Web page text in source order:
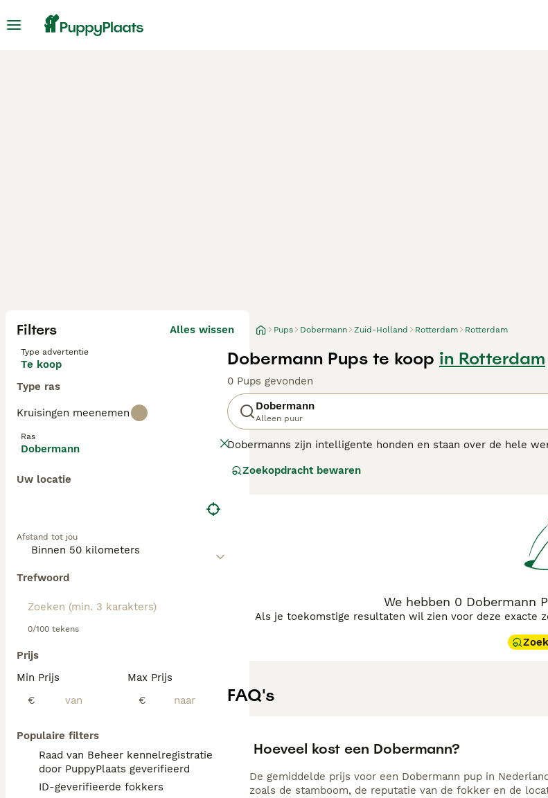
Filters Alles wissen
Type advertentie
Te koop
Type ras
Kruisingen meenemen
Ras
Dobermann
Uw locatie
Afstand tot jou
Trefwoord
0/100 tekens
Prijs
Min Prijs
€
Max Prijs
€
Populaire filters
Raad van Beheer kennelregistratie
door PuppyPlaats geverifieerd
ID-geverifieerde fokkers
Pups Dobermann Zuid-Holland Rotterdam Rotterdam
Dobermann Pups te koop in Rotterdam
0 Pups gevonden
Dobermann
Alleen puur
Dobermanns zijn intelligente honden en staan over de hele
wijze worden gefokt en op de juiste manier worden
Zoekopdracht bewaren
We hebben 0 Dobermann
Als je toekomstige resultaten wil zien voor deze exacte
FAQ's
Hoeveel kost een Dobermann?
De gemiddelde prijs voor een Dobermann pup in
zoals de stamboom, de reputatie van de fokker en de